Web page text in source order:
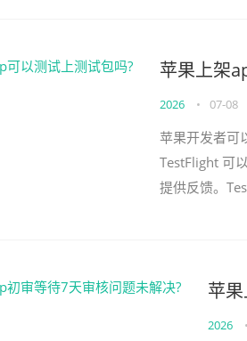
苹果上架
2026 • 07-08
苹果开发者可
TestFlight 可
提供反馈。
苹
2026 •